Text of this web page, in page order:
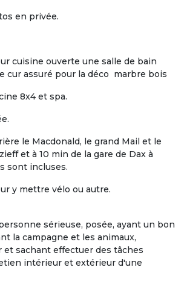
en privée.
cuisine ouverte une salle de bain
cur assuré pour la déco marbre bois
8x4 et spa.
le Macdonald, le grand Mail et le
et à 10 min de la gare de Dax à
sont incluses.
y mettre vélo ou autre.
sérieuse, posée, ayant un bon
la campagne et les animaux,
et sachant effectuer des tâches
intérieur et extérieur d'une
L'humain
d'un habitat groupé à taille
La gestion libre